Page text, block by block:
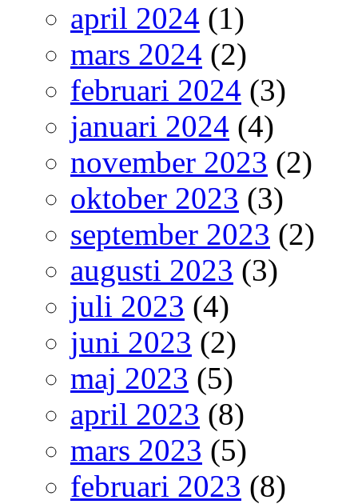
april 2024 (1)
mars 2024 (2)
februari 2024 (3)
januari 2024 (4)
november 2023 (2)
oktober 2023 (3)
september 2023 (2)
augusti 2023 (3)
juli 2023 (4)
juni 2023 (2)
maj 2023 (5)
april 2023 (8)
mars 2023 (5)
februari 2023 (8)